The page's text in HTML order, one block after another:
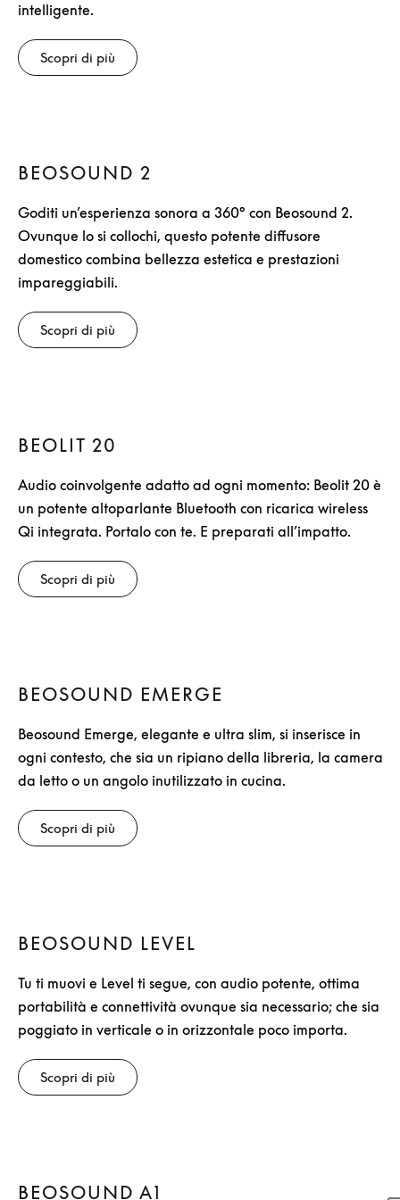
intelligente.
Scopri di più
BEOSOUND 2
Goditi un’esperienza sonora a 360° con Beosound 2.
Ovunque lo si collochi, questo potente diffusore
domestico combina bellezza estetica e prestazioni
impareggiabili.
Scopri di più
BEOLIT 20
Audio coinvolgente adatto ad ogni momento: Beolit 20 è
un potente altoparlante Bluetooth con ricarica wireless
Qi integrata. Portalo con te. E preparati all’impatto.
Scopri di più
BEOSOUND EMERGE
Beosound Emerge, elegante e ultra slim, si inserisce in
ogni contesto, che sia un ripiano della libreria, la camera
da letto o un angolo inutilizzato in cucina.
Scopri di più
BEOSOUND LEVEL
Tu ti muovi e Level ti segue, con audio potente, ottima
portabilità e connettività ovunque sia necessario; che sia
poggiato in verticale o in orizzontale poco importa.
Scopri di più
BEOSOUND A1